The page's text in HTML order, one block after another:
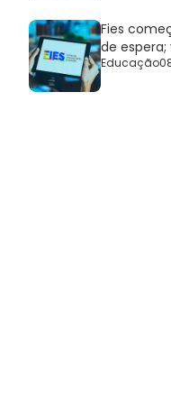
Fies
de
Educação